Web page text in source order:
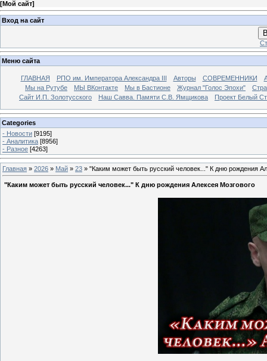
[Мой сайт]
Вход на сайт
Меню сайта
ГЛАВНАЯ РПО им. Императора Александра III Авторы СОВРЕМЕННИКИ
Мы на Рутубе
МЫ ВКонтакте Мы в Бастионе Журнал "Голос Эпохи"
Сайт И.П. Золотусского
Наш Савва. Памяти С.В. Ямщикова Проект Белый
Categories
- Новости [9195]
- Аналитика [8956]
- Разное [4263]
Главная » 2026 » Май » 23 » "Каким может быть русский человек..." К дню рождения
"Каким может быть русский человек..." К дню рождения Алексея Мозгового